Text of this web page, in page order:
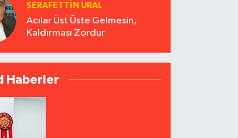
ŞERAFETTIN URAL
Acılar Üst Üste Gelmesin,
Kaldırması Zordur
Haberler